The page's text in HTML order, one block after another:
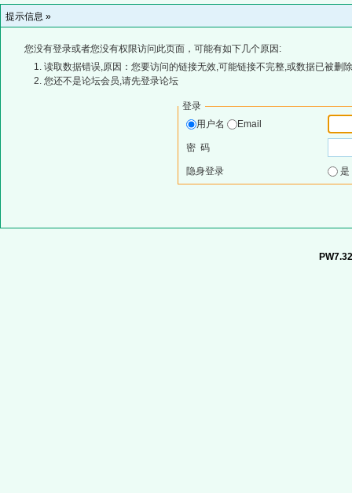
提示信息 »
您没有登录或者您没有权限访问此页面，可能有如下几个原因:
读取数据错误,原因：您要访问的链接无效,可能链接不完整,或数据已被删
您还不是论坛会员,请先登录论坛
登录
用户名
Email
密 码
隐身登录